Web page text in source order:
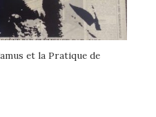
et la Pratique de